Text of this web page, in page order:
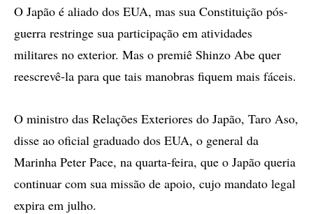
O Japão é aliado dos EUA, mas sua Constituição pós-
guerra restringe sua participação em atividades
militares no exterior. Mas o premiê Shinzo Abe quer
reescrevê-la para que tais manobras fiquem mais fáceis.
O ministro das Relações Exteriores do Japão, Taro Aso,
disse ao oficial graduado dos EUA, o general da
Marinha Peter Pace, na quarta-feira, que o Japão queria
continuar com sua missão de apoio, cujo mandato legal
expira em julho.